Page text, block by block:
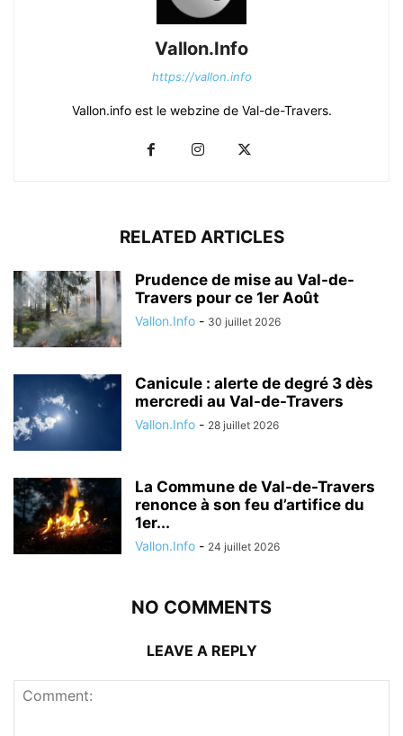
Vallon.Info
https://vallon.info
Vallon.info est le webzine de Val-de-Travers.
RELATED ARTICLES
Prudence de mise au Val-de-
Travers pour ce 1er Août
Vallon.Info - 30 juillet 2026
Canicule : alerte de degré 3 dès
mercredi au Val-de-Travers
Vallon.Info - 28 juillet 2026
La Commune de Val-de-Travers
renonce à son feu d’artifice du
1er...
Vallon.Info - 24 juillet 2026
NO COMMENTS
LEAVE A REPLY